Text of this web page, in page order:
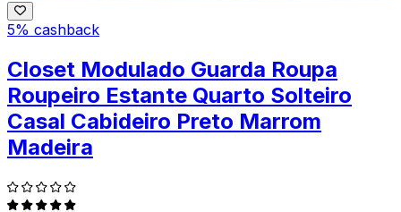
5% cashback
Closet Modulado Guarda Roupa
Roupeiro Estante Quarto Solteiro
Casal Cabideiro Preto Marrom
Madeira